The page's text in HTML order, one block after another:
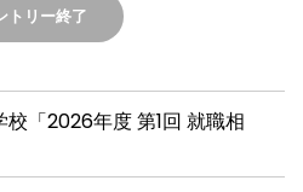
トリー終了
「2026年度 第1回 就職相